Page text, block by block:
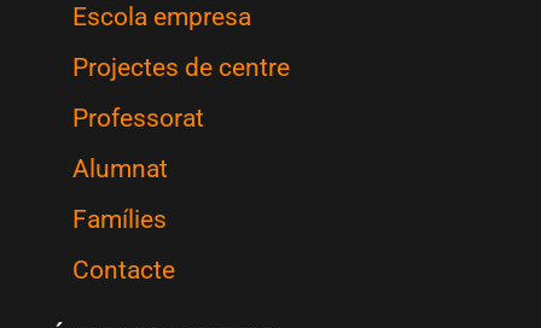
Escola empresa
Projectes de centre
Professorat
Alumnat
Famílies
Contacte